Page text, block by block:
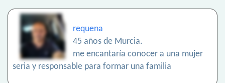
requena
45 años de Murcia.
me encantaría conocer a una mujer
seria y responsable para formar una familia